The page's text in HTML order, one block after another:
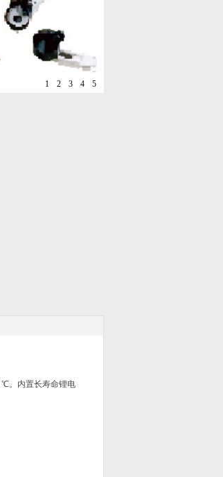
1 2 3 4 5
℃。内置长寿命锂电